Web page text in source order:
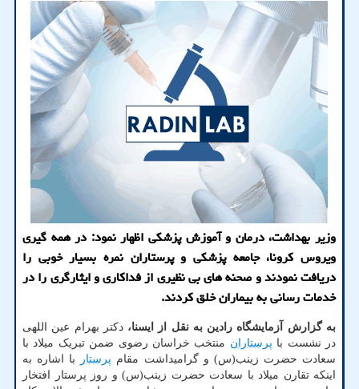
وزیر بهداشت، درمان و آموزش پزشکی اظهار نمود: در همه گیری
ویروس کرونا، جامعه پزشکی و پرستاران نمره بسیار خوبی را
دریافت نمودند و صحنه های بی نظیری از فداکاری و ایثارگری را در
خدمات رسانی به بیماران خلق کردند.
به گزارش آزمایشگاه رادین به نقل از ایسنا،دکتر بهرام عین اللهی
در نشست با پرستاران منتخب خراسان رضوی ضمن تبریک میلاد با
سعادت حضرت زینب(س) و گرامیداشت مقام پرستار
با اشاره به
اینکه تقارن میلاد با سعادت حضرت زینب(س) و روز پرستار افتخار